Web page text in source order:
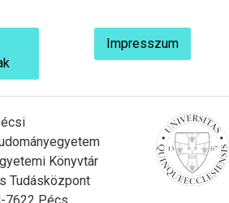
Impresszum
Könyvtár
Tudásközpont
7622 Pécs,